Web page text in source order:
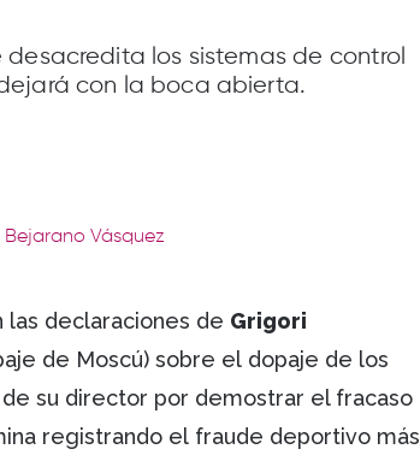
desacredita los sistemas de control
con la boca abierta.
Bejarano Vásquez
las declaraciones de Grigori
de Moscú) sobre el dopaje de los
su director por demostrar el fracaso
registrando el fraude deportivo más